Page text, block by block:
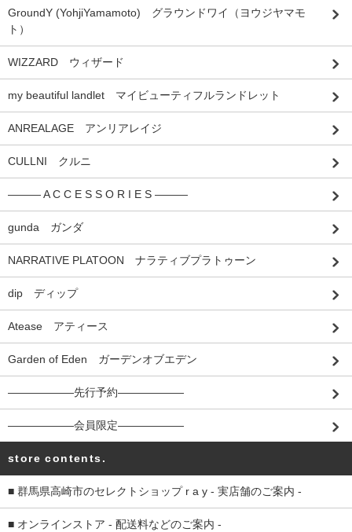
GroundY (YohjiYamamoto) グラウンドワイ（ヨウジヤマモ
ト）
WIZZARD ウィザード
my beautiful landlet マイビューティフルランドレット
ANREALAGE アンリアレイジ
CULLNI クルニ
――― A C C E S S O R I E S ―――
gunda ガンダ
NARRATIVE PLATOON ナラティブプラトゥーン
dip ディップ
Atease アティース
Garden of Eden ガーデンオブエデン
――――――先行予約――――――
――――――会員限定――――――
store contents.
■ 群馬県高崎市のセレクトショップ r a y - 実店舗のご案内 -
■ オンラインストア - 配送料などのご案内 -